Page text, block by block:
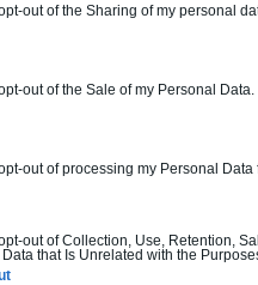
out of the Sharing of my personal
out of the Sale of my Personal Data.
out of processing my Personal Data
out of Collection, Use, Retention,
that Is Unrelated with the
de la